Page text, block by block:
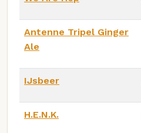
Antenne Tripel Ginger
Ale
IJsbeer
H.E.N.K.